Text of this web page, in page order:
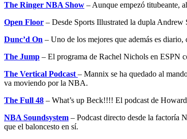
The Ringer NBA Show – Aunque empezó titubeante,
Open Floor – Desde Sports Illustrated la dupla
Dunc’d On – Uno de los mejores que además es
The Jump – El programa de Rachel Nichols en ESPN
The Vertical Podcast – Mannix se ha quedado al
va moviendo por la NBA.
The Full 48 – What’s up Beck!!!! El podcast de
NBA Soundsystem – Podcast directo desde la factoría
que el baloncesto en sí.